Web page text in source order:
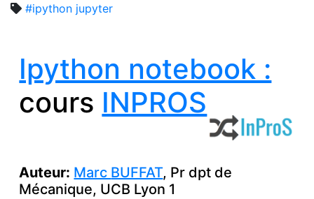
#ipython jupyter
Ipython notebook :
cours INPROS
Auteur: Marc BUFFAT, Pr dpt de
Mécanique, UCB Lyon 1